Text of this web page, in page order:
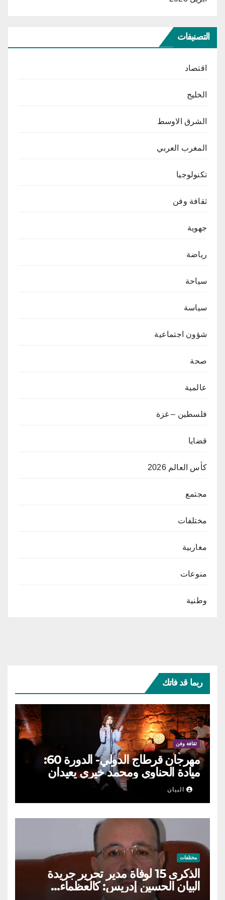
التصنيفات
اقتصاد
الخليج
الشرق الاوسط
المغرب العربي
تكنولوجيا
ثقافة وفن
جهوية
رياضة
سياحة
سياسة
شؤون اجتماعية
صحة
عالمية
فلسطين – غزة
قضايا
كأس العالم 2026
مجتمع
مختلفات
مغاربية
منوعات
وطنية
ربما قد فاتك
ثقافة وفن
مهرجان قرطاج الدولي- الدورة 60:
ميادة الحناوي ومحمد خيري يعيدان
الطرب السوري إلى ركح قرطاج
البيان
مختلفات
الذكرى 15 لوفاة مدير تحرير جريدة
البيان الحسين إدريس: كالعظماء…